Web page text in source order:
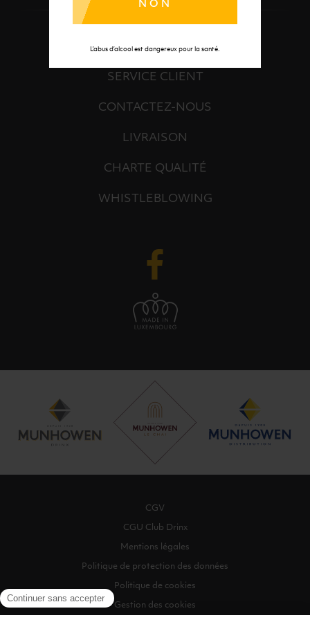
NON
L’abus d’alcool est dangereux pour la santé.
À PROPOS
SERVICE CLIENT
CONTACTEZ-NOUS
LIVRAISON
CHARTE QUALITÉ
WHISTLEBLOWING
CGV
CGU Club Drinx
Mentions légales
Politique de protection des données
Politique de cookies
Gestion des cookies